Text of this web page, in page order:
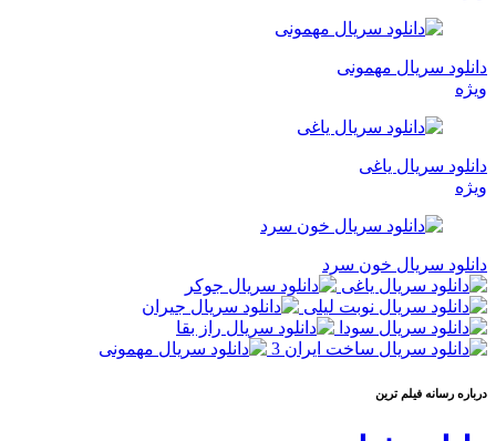
دانلود سریال مهمونی
ویژه
دانلود سریال یاغی
ویژه
دانلود سریال خون سرد
درباره رسانه فيلم ترين